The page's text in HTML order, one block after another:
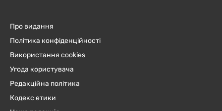
Про видання
Політика конфіденційності
Використання cookies
Угода користувача
Редакційна політика
Кодекс етики